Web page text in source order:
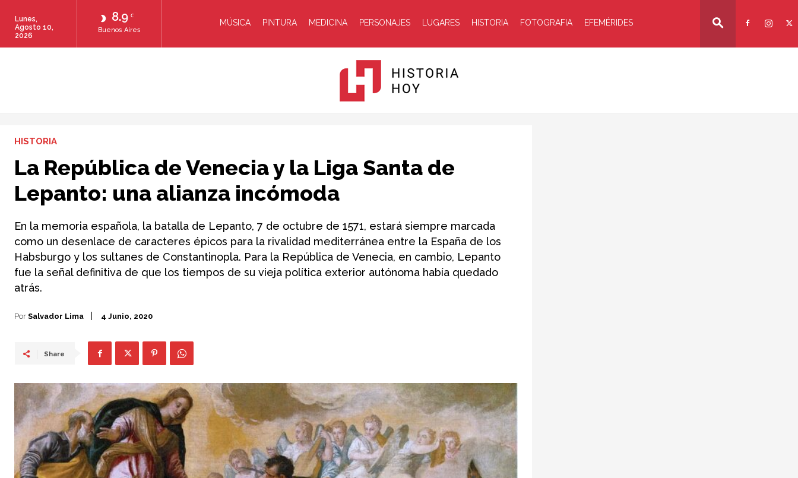
8.9 C
Buenos Aires
Lunes,
Agosto 10,
2026
MÚSICA PINTURA MEDICINA PERSONAJES LUGARES HISTORIA FOTOGRAFIA EFEMÉRIDES
Hoy
HISTORIA
La República de Venecia y la Liga Santa de
Lepanto: una alianza incómoda
En la memoria española, la batalla de Lepanto, 7 de octubre de 1571, estará siempre marcada
como un desenlace de caracteres épicos para la rivalidad mediterránea entre la España de los
Habsburgo y los sultanes de Constantinopla. Para la República de Venecia, en cambio, Lepanto
fue la señal definitiva de que los tiempos de su vieja política exterior autónoma había quedado
atrás.
Por Salvador Lima 4 Junio, 2020
Share